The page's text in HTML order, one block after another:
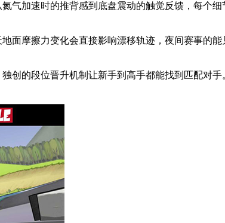
气加速时的推背感到底盘震动的触觉反馈，每个
面摩擦力变化会直接影响漂移轨迹，夜间赛事的
创的段位晋升机制让新手到高手都能找到匹配对